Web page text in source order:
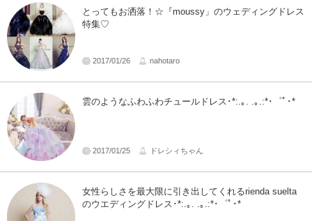
とってもお洒落！☆『moussy」のウェディングドレス
特集♡
2017/01/26 nahotaro
雲のようなふわふわチュールドレス･*:.｡. .｡.:*･゜ﾟ･*
2017/01/25 ドレシィちゃん
女性らしさを最大限に引き出してくれるrienda suelta
のウエディングドレス･*:.｡. .｡.:*･゜ﾟ･*